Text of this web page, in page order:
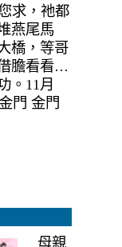
求，祂都
燕尾馬
橋，等哥
膽看看…
。11月
門 金門
母親